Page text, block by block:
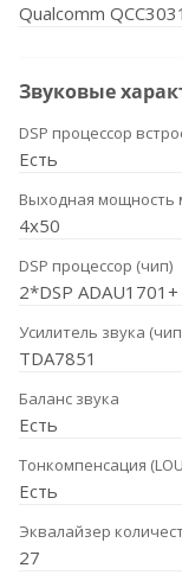
Qualcomm
Звуковые
DSP процессор
Есть
Выходная мощность
4x50
DSP процессор (чип)
2*DSP
Усилитель звука
TDA7851
Баланс звука
Есть
Тонкомпенсация
Есть
Эквалайзер
27